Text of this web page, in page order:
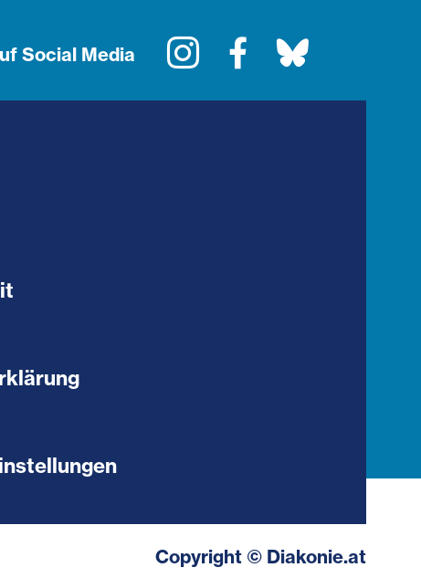
Social Media InstagramFacebook
Copyright © Diakonie.at